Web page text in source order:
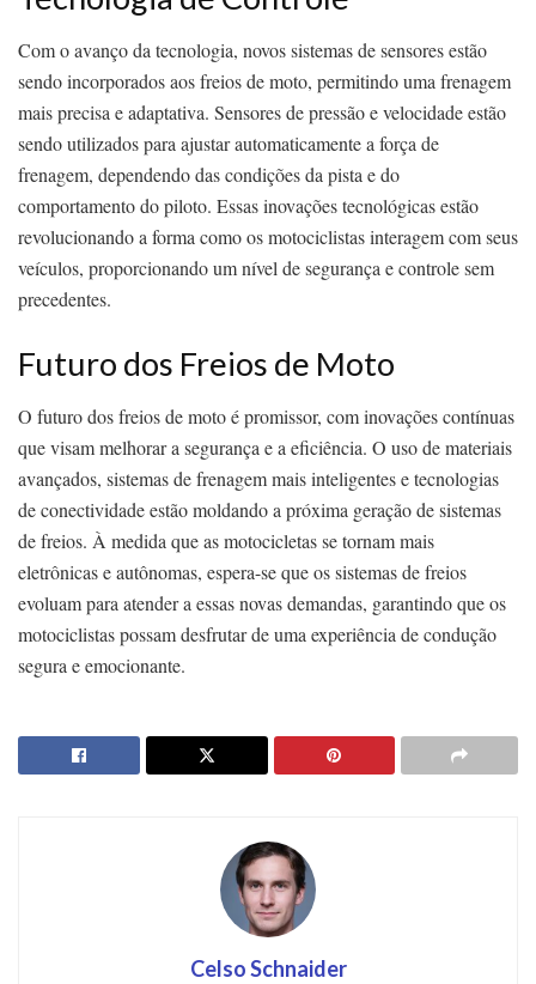
Com o avanço da tecnologia, novos sistemas de sensores estão
sendo incorporados aos freios de moto, permitindo uma frenagem
mais precisa e adaptativa. Sensores de pressão e velocidade estão
sendo utilizados para ajustar automaticamente a força de
frenagem, dependendo das condições da pista e do
comportamento do piloto. Essas inovações tecnológicas estão
revolucionando a forma como os motociclistas interagem com seus
veículos, proporcionando um nível de segurança e controle sem
precedentes.
Futuro dos Freios de Moto
O futuro dos freios de moto é promissor, com inovações contínuas
que visam melhorar a segurança e a eficiência. O uso de materiais
avançados, sistemas de frenagem mais inteligentes e tecnologias
de conectividade estão moldando a próxima geração de sistemas
de freios. À medida que as motocicletas se tornam mais
eletrônicas e autônomas, espera-se que os sistemas de freios
evoluam para atender a essas novas demandas, garantindo que os
motociclistas possam desfrutar de uma experiência de condução
segura e emocionante.
Celso Schnaider